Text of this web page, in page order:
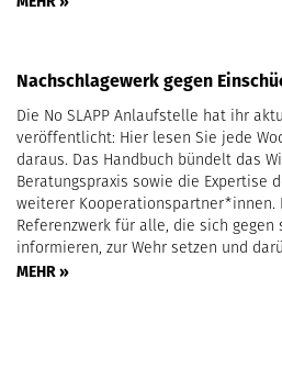
Nachschlagewerk gegen
Die No SLAPP Anlaufstelle hat ihr
veröffentlicht: Hier lesen Sie jede
daraus. Das Handbuch bündelt das
Beratungspraxis sowie die Expertise
weiterer Kooperationspartner*innen.
Referenzwerk für alle, die sich gegen
informieren, zur Wehr setzen und
MEHR »